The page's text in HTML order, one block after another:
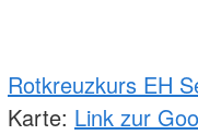
Rotkreuzkurs EH
Karte: Link zur